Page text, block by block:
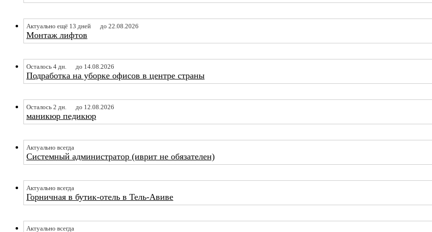
Актуально ещё 13 дней до 22.08.2026
Монтаж лифтов
Осталось 4 дн. до 14.08.2026
Подработка на уборке офисов в центре страны
Осталось 2 дн. до 12.08.2026
маникюр педикюр
Актуально всегда
Системный администратор (иврит не обязателен)
Актуально всегда
Горничная в бутик-отель в Тель-Авиве
Актуально всегда